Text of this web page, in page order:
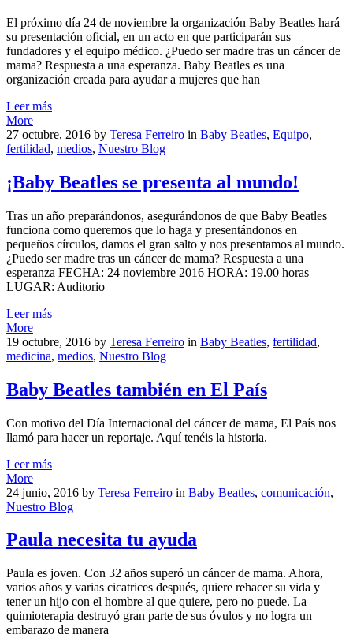
El próximo día 24 de noviembre la organización Baby Beatles hará
su presentación oficial, en un acto en que participarán sus
fundadores y el equipo médico. ¿Puedo ser madre tras un cáncer de
mama? Respuesta a una esperanza. Baby Beatles es una
organización creada para ayudar a mujeres que han
Leer más
More
27 octubre, 2016 by Teresa Ferreiro in Baby Beatles, Equipo,
fertilidad, medios, Nuestro Blog
¡Baby Beatles se presenta al mundo!
Tras un año preparándonos, asegurándonos de que Baby Beatles
funciona como queremos que lo haga y presentándonos en
pequeños círculos, damos el gran salto y nos presentamos al mundo.
¿Puedo ser madre tras un cáncer de mama? Respuesta a una
esperanza FECHA: 24 noviembre 2016 HORA: 19.00 horas
LUGAR: Auditorio
Leer más
More
19 octubre, 2016 by Teresa Ferreiro in Baby Beatles, fertilidad,
medicina, medios, Nuestro Blog
Baby Beatles también en El País
Con motivo del Día Internacional del cáncer de mama, El País nos
llamó para hacer un reportaje. Aquí tenéis la historia.
Leer más
More
24 junio, 2016 by Teresa Ferreiro in Baby Beatles, comunicación,
Nuestro Blog
Paula necesita tu ayuda
Paula es joven. Con 32 años superó un cáncer de mama. Ahora,
varios años y varias cicatrices después, quiere rehacer su vida y
tener un hijo con el hombre al que quiere, pero no puede. La
quimioterapia destruyó gran parte de sus óvulos y no logra un
embarazo de manera